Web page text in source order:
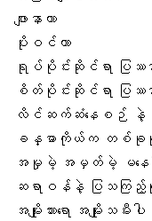
ဖျားနာတာ
ပိုးဝင်တာ
ရုပ်ပိုင်းဆိုင်ရာ ပြဿန
စိတ်ပိုင်းဆိုင်ရာ ပြဿနာ
လိင်ဆက်ဆံနေစဉ် နဲ့ ဆ
ခန္ဓာကိုယ်က တစ်ခုခု မှာ
အမှုမဲ့ အမှတ်မဲ့ မနေ
ဆရာဝန်နဲ့ ပြသကြည့်
အမျိုးသားရော အမျိုးသ